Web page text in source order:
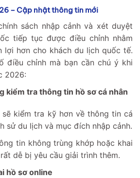
– Cập nhật thông tin mới
sách nhập cảnh và xét duyệt
tiếp tục được điều chỉnh nhằm
lợi hơn cho khách du lịch quốc tế.
điều chỉnh mà bạn cần chú ý khi
2026:
kiểm tra thông tin hồ sơ cá nhân
kiểm tra kỹ hơn về thông tin cá
sử du lịch và mục đích nhập cảnh.
tin không trùng khớp hoặc khai
dễ bị yêu cầu giải trình thêm.
hồ sơ online